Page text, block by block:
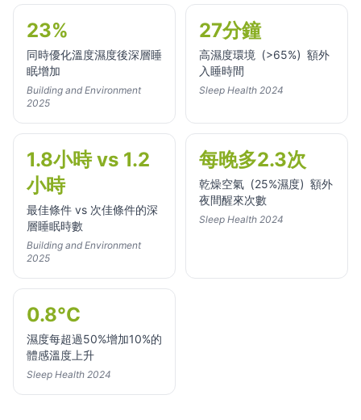
23%
同時優化溫度濕度後深層睡
眠增加
Building and Environment
2025
27分鐘
高濕度環境（>65%）額外
入睡時間
Sleep Health 2024
1.8小時 vs 1.2
小時
最佳條件 vs 次佳條件的深
層睡眠時數
Building and Environment
2025
每晚多2.3次
乾燥空氣（25%濕度）額外
夜間醒來次數
Sleep Health 2024
0.8°C
濕度每超過50%增加10%的
體感溫度上升
Sleep Health 2024